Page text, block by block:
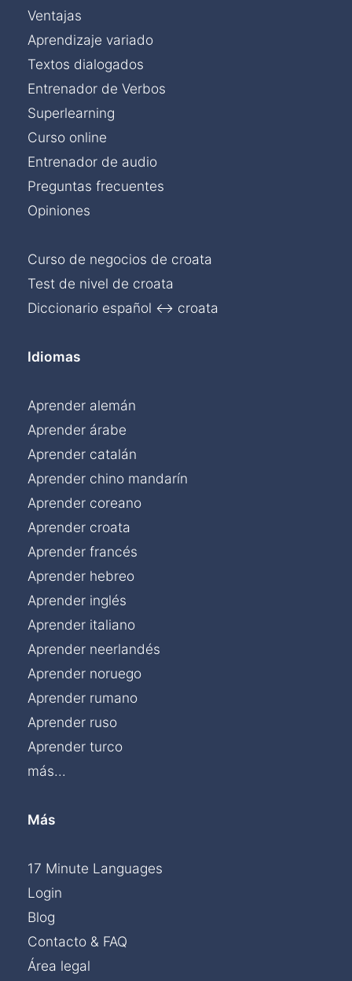
Ventajas
Aprendizaje variado
Textos dialogados
Entrenador de Verbos
Superlearning
Curso online
Entrenador de audio
Preguntas frecuentes
Opiniones
Curso de negocios de croata
Test de nivel de croata
Diccionario español ↔ croata
Idiomas
Aprender alemán
Aprender árabe
Aprender catalán
Aprender chino mandarín
Aprender coreano
Aprender croata
Aprender francés
Aprender hebreo
Aprender inglés
Aprender italiano
Aprender neerlandés
Aprender noruego
Aprender rumano
Aprender ruso
Aprender turco
más...
Más
17 Minute Languages
Login
Blog
Contacto & FAQ
Área legal